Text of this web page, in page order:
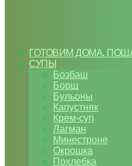
ГОТОВИМ ДОМА.
СУПЫ
Бозбаш
Борщ
Бульоны
Капустняк
Крем-суп
Лагман
Минестроне
Окрошка
Похлебка